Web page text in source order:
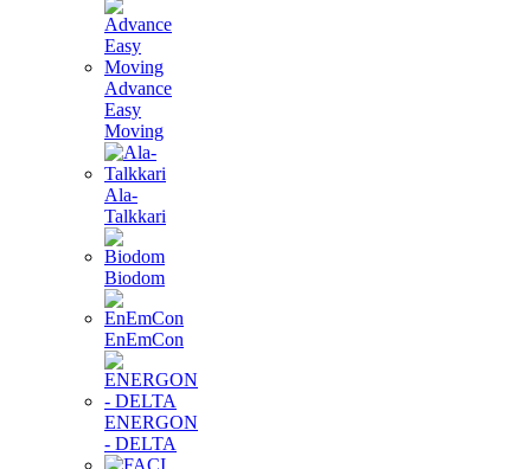
Advance
Easy
Moving
Ala-
Talkkari
Biodom
EnEmCon
ENERGON
- DELTA